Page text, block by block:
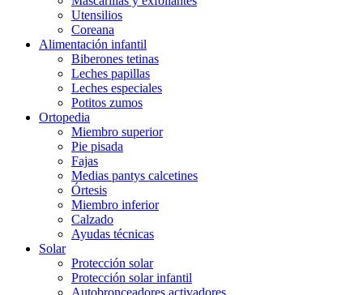
Utensilios
Coreana
Alimentación infantil
Biberones tetinas
Leches papillas
Leches especiales
Potitos zumos
Ortopedia
Miembro superior
Pie pisada
Fajas
Medias pantys calcetines
Órtesis
Miembro inferior
Calzado
Ayudas técnicas
Solar
Protección solar
Protección solar infantil
Autobronceadores activadores